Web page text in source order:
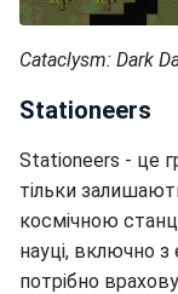
Cataclysm: Dark
Stationeers
Stationeers - це
тільки
космічною
науці, включно
потрібно